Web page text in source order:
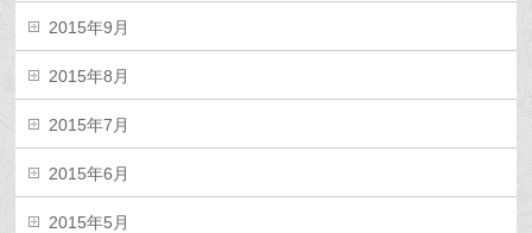
2015年9月
2015年8月
2015年7月
2015年6月
2015年5月